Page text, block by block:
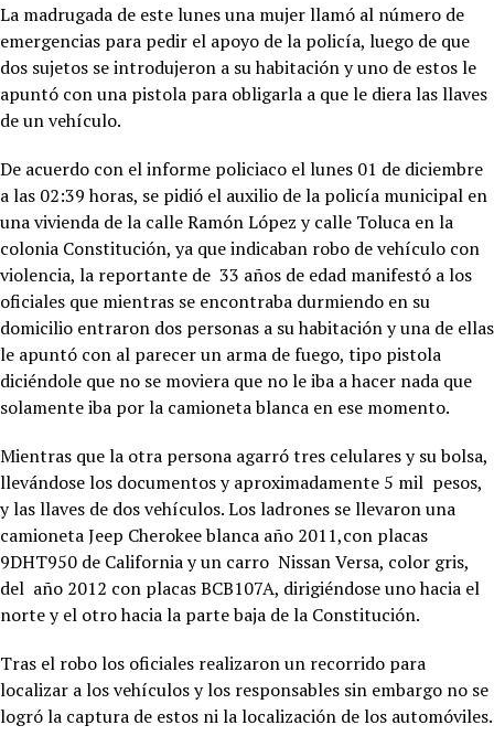
La madrugada de este lunes una mujer llamó al número de
emergencias para pedir el apoyo de la policía, luego de que
dos sujetos se introdujeron a su habitación y uno de estos le
apuntó con una pistola para obligarla a que le diera las llaves
de un vehículo.
De acuerdo con el informe policiaco el lunes 01 de diciembre
a las 02:39 horas, se pidió el auxilio de la policía municipal en
una vivienda de la calle Ramón López y calle Toluca en la
colonia Constitución, ya que indicaban robo de vehículo con
violencia, la reportante de 33 años de edad manifestó a los
oficiales que mientras se encontraba durmiendo en su
domicilio entraron dos personas a su habitación y una de ellas
le apuntó con al parecer un arma de fuego, tipo pistola
diciéndole que no se moviera que no le iba a hacer nada que
solamente iba por la camioneta blanca en ese momento.
Mientras que la otra persona agarró tres celulares y su bolsa,
llevándose los documentos y aproximadamente 5 mil pesos,
y las llaves de dos vehículos. Los ladrones se llevaron una
camioneta Jeep Cherokee blanca año 2011,con placas
9DHT950 de California y un carro Nissan Versa, color gris,
del año 2012 con placas BCB107A, dirigiéndose uno hacia el
norte y el otro hacia la parte baja de la Constitución.
Tras el robo los oficiales realizaron un recorrido para
localizar a los vehículos y los responsables sin embargo no se
logró la captura de estos ni la localización de los automóviles.